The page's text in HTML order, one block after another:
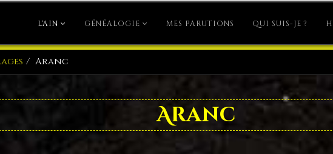
L'AIN GÉNÉALOGIE MES PARUTIONS QUI SUIS-JE ?
Aranc
Aranc